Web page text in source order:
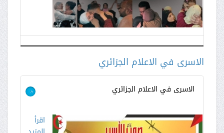
الاسرى في الاعلام الجزائري
الاسرى في الاعلام الجزائري >
اقرأ